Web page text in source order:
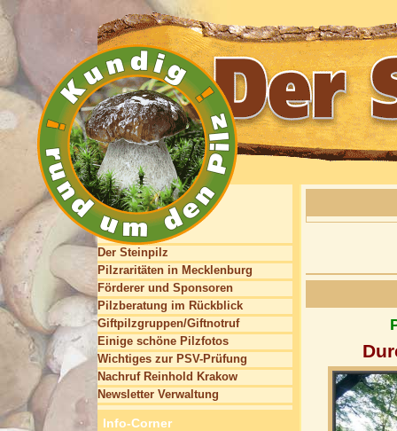
Der Steinpilz
Pilzraritäten in Mecklenburg
Förderer und Sponsoren
Pilzberatung im Rückblick
Giftpilzgruppen/Giftnotruf
Einige schöne Pilzfotos
Wichtiges zur PSV-Prüfung
Nachruf Reinhold Krakow
Newsletter Verwaltung
Info-Corner